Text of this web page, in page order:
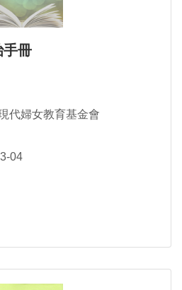
手冊
代婦女教育基金會
04